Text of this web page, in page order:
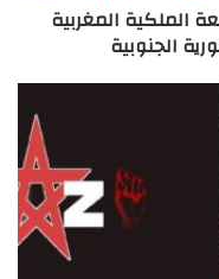
الملكية المغربية
الجنوبية